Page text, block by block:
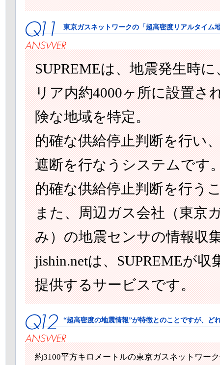
東京ガスネットワークの「超高密度リアルタイム
SUPREMEは、地震発生時
リア内約4000ヶ所に設置さ
険な地域を特定。
的確な供給停止判断を行い
遮断を行なうシステムです
的確な供給停止判断を行う
また、周辺ガス会社（東京
み）の地震センサの情報収
jishin.netは、SUPREMEが
提供するサービスです。
“超高密度の地震情報”が特徴とのことですが、ど
約3100平方キロメートルの東京ガスネットワー